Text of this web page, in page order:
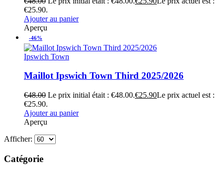
€25.90.
Ajouter au panier
Aperçu
-46%
Ipswich Town
Maillot Ipswich Town Third 2025/2026
€48.00 Le prix initial était : €48.00.€25.90Le prix actuel est :
€25.90.
Ajouter au panier
Aperçu
Afficher:
Catégorie